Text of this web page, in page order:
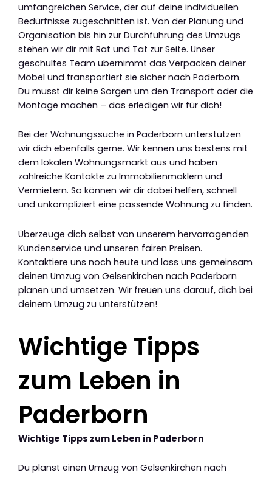
umfangreichen Service, der auf deine individuellen
Bedürfnisse zugeschnitten ist. Von der Planung und
Organisation bis hin zur Durchführung des Umzugs
stehen wir dir mit Rat und Tat zur Seite. Unser
geschultes Team übernimmt das Verpacken deiner
Möbel und transportiert sie sicher nach Paderborn.
Du musst dir keine Sorgen um den Transport oder die
Montage machen – das erledigen wir für dich!
Bei der Wohnungssuche in Paderborn unterstützen
wir dich ebenfalls gerne. Wir kennen uns bestens mit
dem lokalen Wohnungsmarkt aus und haben
zahlreiche Kontakte zu Immobilienmaklern und
Vermietern. So können wir dir dabei helfen, schnell
und unkompliziert eine passende Wohnung zu finden.
Überzeuge dich selbst von unserem hervorragenden
Kundenservice und unseren fairen Preisen.
Kontaktiere uns noch heute und lass uns gemeinsam
deinen Umzug von Gelsenkirchen nach Paderborn
planen und umsetzen. Wir freuen uns darauf, dich bei
deinem Umzug zu unterstützen!
Wichtige Tipps
zum Leben in
Paderborn
Wichtige Tipps zum Leben in Paderborn
Du planst einen Umzug von Gelsenkirchen nach